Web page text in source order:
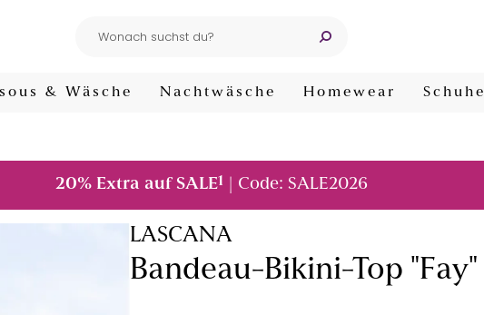
& Wäsche Nachtwäsche Homewear Schuhe
20% Extra auf SALE1 | Code: SALE2026
LASCANA
Bandeau-Bikini-Top "Fay"